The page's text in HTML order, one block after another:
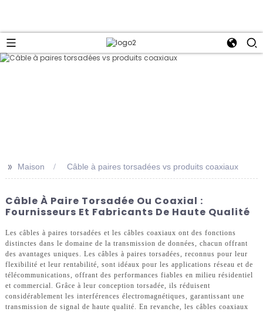
>> Maison Câble à paires torsadées vs produits coaxiaux
Câble À Paire Torsadée Ou Coaxial :
Fournisseurs Et Fabricants De Haute Qualité
Les câbles à paires torsadées et les câbles coaxiaux ont des fonctions
distinctes dans le domaine de la transmission de données, chacun offrant
des avantages uniques. Les câbles à paires torsadées, reconnus pour leur
flexibilité et leur rentabilité, sont idéaux pour les applications réseau et de
télécommunications, offrant des performances fiables en milieu résidentiel
et commercial. Grâce à leur conception torsadée, ils réduisent
considérablement les interférences électromagnétiques, garantissant une
transmission de signal de haute qualité. En revanche, les câbles coaxiaux